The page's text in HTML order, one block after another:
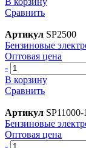
Сравнить
Артикул SP2500
Бензиновые
Оптовая цена
-
В корзину
Сравнить
Артикул SP11000-1
Бензиновые
Оптовая цена
-